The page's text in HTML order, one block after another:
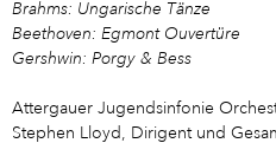
Brahms: Ungarische Tänze
Beethoven: Egmont Ouvertüre
Gershwin: Porgy & Bess
Attergauer Jugendsinfonie
Stephen Lloyd, Dirigent und